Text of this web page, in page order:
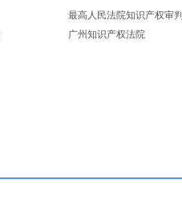
最高人民法院知识产权审
广州知识产权法院